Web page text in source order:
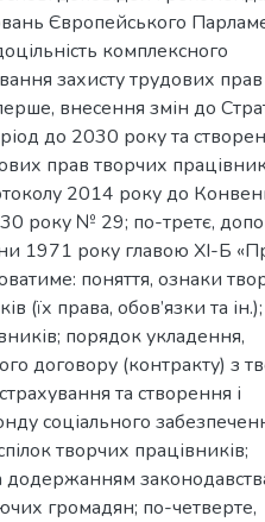
Європейського
комплексного
захисту трудових прав
внесення змін до
до 2030 року та
прав творчих
2014 року до
року № 29; по-третє,
1971 року главою XI-Б
поняття, ознаки
(їх права, обов’язки та ін.);
порядок укладення,
договору (контракту) з
та створення і
соціального
творчих працівників;
додержанням
громадян; по-четверте,